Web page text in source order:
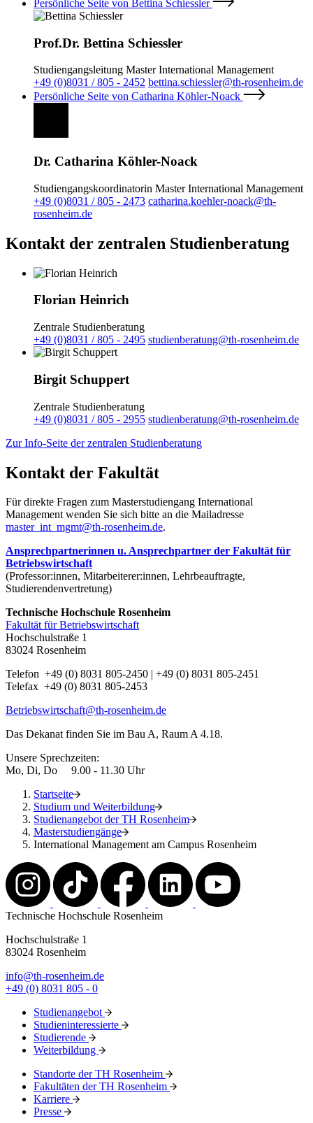
Persönliche Seite von Bettina Schiessler
Prof.Dr. Bettina Schiessler
Studiengangsleitung Master International Management
+49 (0)8031 / 805 - 2452 bettina.schiessler@th-rosenheim.de
Persönliche Seite von Catharina Köhler-Noack
Dr. Catharina Köhler-Noack
Studiengangskoordinatorin Master International Management
+49 (0)8031 / 805 - 2473 catharina.koehler-noack@th-
rosenheim.de
Kontakt der zentralen Studienberatung
Florian Heinrich
Zentrale Studienberatung
+49 (0)8031 / 805 - 2495 studienberatung@th-rosenheim.de
Birgit Schuppert
Zentrale Studienberatung
+49 (0)8031 / 805 - 2955 studienberatung@th-rosenheim.de
Zur Info-Seite der zentralen Studienberatung
Kontakt der Fakultät
Für direkte Fragen zum Masterstudiengang International
Management wenden Sie sich bitte an die Mailadresse
master_int_mgmt@th-rosenheim.de.
Ansprechpartnerinnen u. Ansprechpartner der Fakultät für
Betriebswirtschaft
(Professor:innen, Mitarbeiterer:innen, Lehrbeauftragte,
Studierendenvertretung)
Technische Hochschule Rosenheim
Fakultät für Betriebswirtschaft
Hochschulstraße 1
83024 Rosenheim
Telefon +49 (0) 8031 805-2450 | +49 (0) 8031 805-2451
Telefax +49 (0) 8031 805-2453
Betriebswirtschaft@th-rosenheim.de
Das Dekanat finden Sie im Bau A, Raum A 4.18.
Unsere Sprechzeiten:
Mo, Di, Do 9.00 - 11.30 Uhr
Startseite
Studium und Weiterbildung
Studienangebot der TH Rosenheim
Masterstudiengänge
International Management am Campus Rosenheim
Technische Hochschule Rosenheim
Hochschulstraße 1
83024 Rosenheim
info@th-rosenheim.de
+49 (0) 8031 805 - 0
Studienangebot
Studieninteressierte
Studierende
Weiterbildung
Standorte der TH Rosenheim
Fakultäten der TH Rosenheim
Karriere
Presse